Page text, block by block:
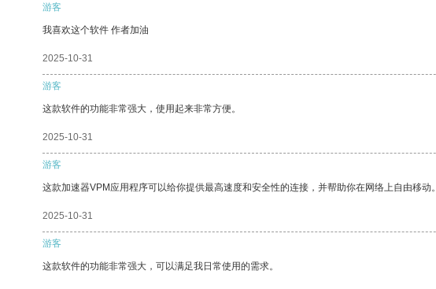
游客
我喜欢这个软件 作者加油
2025-10-31
游客
这款软件的功能非常强大，使用起来非常方便。
2025-10-31
游客
这款加速器VPM应用程序可以给你提供最高速度和安全性的连接，并帮助你在网络上自由移动。
2025-10-31
游客
这款软件的功能非常强大，可以满足我日常使用的需求。